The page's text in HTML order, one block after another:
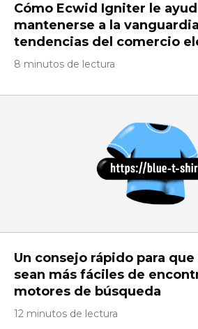
Cómo Ecwid Igniter le
mantenerse a la
tendencias del comercio
8 minutos de lectura
Un consejo rápido para
sean más fáciles de
motores de búsqueda
12 minutos de lectura